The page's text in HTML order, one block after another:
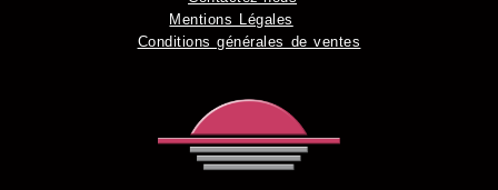
Mentions Légales
Conditions générales de ventes